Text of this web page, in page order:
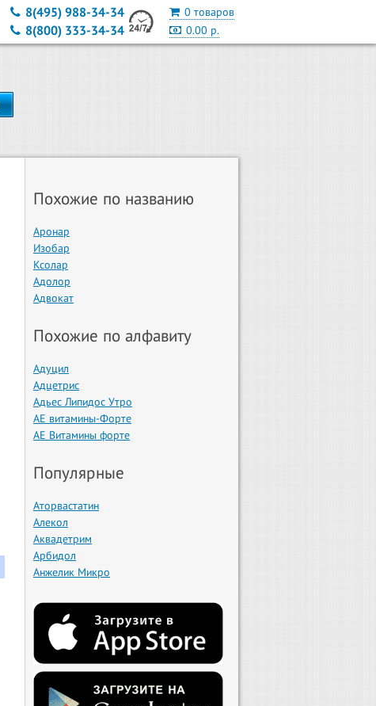
0 товаров
0.00 р.
8(495) 988-34-34
8(800) 333-34-34
Похожие по названию
Аронар
Изобар
Ксолар
Адолор
Адвокат
Похожие по алфавиту
Адуцил
Адцетрис
Адьес Липидос Утро
АЕ витамины-Форте
АЕ Витамины форте
Популярные
Аторвастатин
Алекол
Аквадетрим
Арбидол
Анжелик Микро